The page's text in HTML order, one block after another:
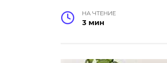
НА ЧТЕНИЕ
3 мин